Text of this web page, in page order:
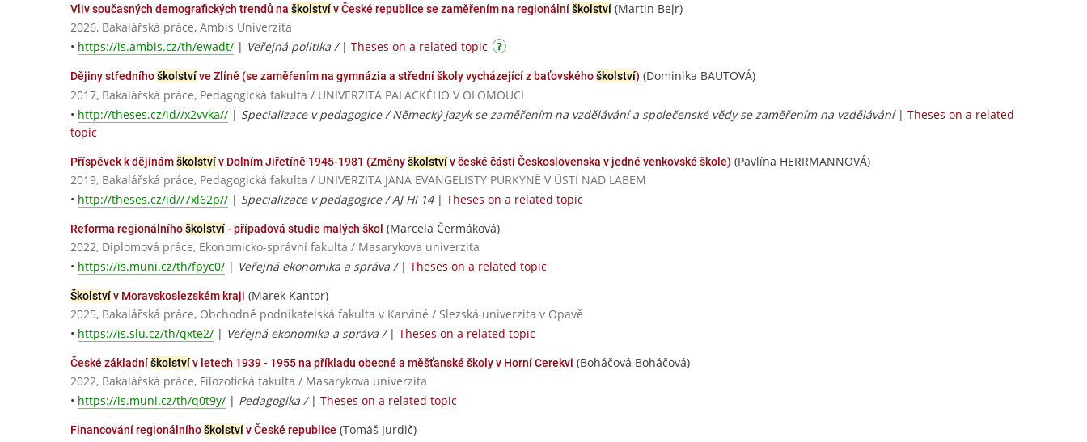
Vliv současných demografických trendů na školstvív České republice se zaměřením na regionálníškolství (Martin Bejr)
2026, Bakalářská práce, Ambis Univerzita
• https://is.ambis.cz/th/ewadt/ | Veřejná politika / | Theses on a related topic
Dějiny středníhoškolstvíve Zlíně (se zaměřením na gymnázia a střední školy vycházející z baťovskéhoškolství) (Dominika BAUTOVÁ)
2017, Bakalářská práce, Pedagogická fakulta / UNIVERZITA PALACKÉHO V OLOMOUCI
• http://theses.cz/id//x2vvka// | Specializace v pedagogice / Německý jazyk se zaměřením na vzdělávání a společenské vědy se zaměřením na vzdělávání| Theses on a related
topic
Příspěvek k dějinámškolstvív Dolním Jiřetíně 1945-1981 (Změnyškolstvív české části Československa v jedné venkovské škole) (Pavlína HERRMANNOVÁ)
2019, Bakalářská práce, Pedagogická fakulta / UNIVERZITA JANA EVANGELISTY PURKYNĚ V ÚSTÍ NAD LABEM
• http://theses.cz/id//7xl62p// | Specializace v pedagogice / AJ HI 14| Theses on a related topic
Reforma regionálníhoškolství- případová studie malých škol (Marcela Čermáková)
2022, Diplomová práce, Ekonomicko-správní fakulta / Masarykova univerzita
• https://is.muni.cz/th/fpyc0/ | Veřejná ekonomika a správa / | Theses on a related topic
Školstvív Moravskoslezském kraji (Marek Kantor)
2025, Bakalářská práce, Obchodně podnikatelská fakulta v Karviné / Slezská univerzita v Opavě
• https://is.slu.cz/th/qxte2/ | Veřejná ekonomika a správa / | Theses on a related topic
České základníškolstvív letech 1939 - 1955 na příkladu obecné a měšťanské školy v Horní Cerekvi (Boháčová Boháčová)
2022, Bakalářská práce, Filozofická fakulta / Masarykova univerzita
• https://is.muni.cz/th/q0t9y/ | Pedagogika / | Theses on a related topic
Financování regionálníhoškolstvív České republice (Tomáš Jurdič)